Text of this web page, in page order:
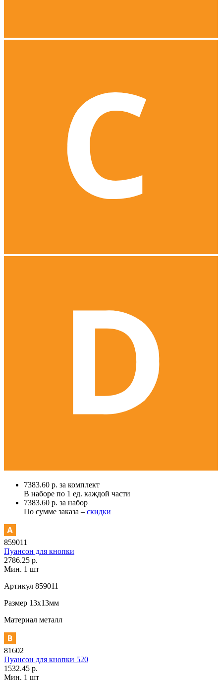
7383.60 р. за комплект
В наборе по 1 ед. каждой части
7383.60 р. за набор
По сумме заказа – скидки
859011
Пуансон для кнопки
2786.25 р.
Мин. 1 шт
Артикул 859011
Размер 13х13мм
Материал металл
81602
Пуансон для кнопки 520
1532.45 р.
Мин. 1 шт